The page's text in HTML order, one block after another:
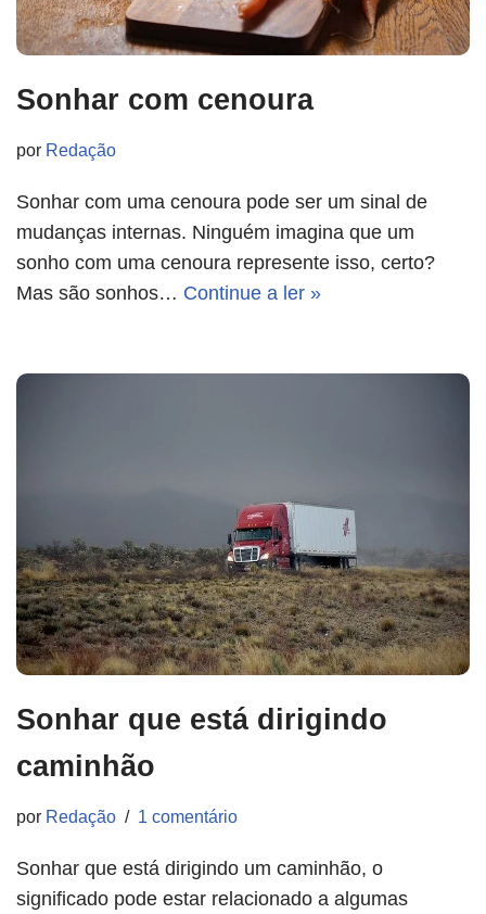
Sonhar com cenoura
por Redação
Sonhar com uma cenoura pode ser um sinal de
mudanças internas. Ninguém imagina que um
sonho com uma cenoura represente isso, certo?
Mas são sonhos… Continue a ler »
Sonhar que está dirigindo
caminhão
por Redação 1 comentário
Sonhar que está dirigindo um caminhão, o
significado pode estar relacionado a algumas